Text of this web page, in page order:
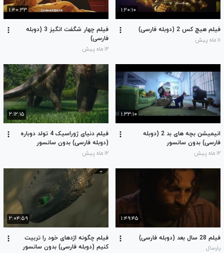
۱:۲۰:۱۰
فیلم هیچ کس 2 (دوبله فارسی)
۱۱ ماه پیش
۱:۴۰:۳۳
فیلم چهار شگفت انگیز 3 (دوبله
فارسی)
۱۲ ماه پیش
۱:۳۳:۱۰
انیمیشن بچه های بد 2 (دوبله
فارسی) بدون سانسور
۱۲ ماه پیش
۲:۱۲:۱۵
فیلم دنیای ژوراسیک 4 تولد دوباره
(دوبله فارسی) بدون سانسور
۱۲ ماه پیش
۱:۴۹:۴۵
فیلم 28 سال بعد (دوبله فارسی)
پارسال
۲:۰۴:۵۹
فیلم چگونه اژدهای خود را تربیت
کنیم (دوبله فارسی) بدون سانسور